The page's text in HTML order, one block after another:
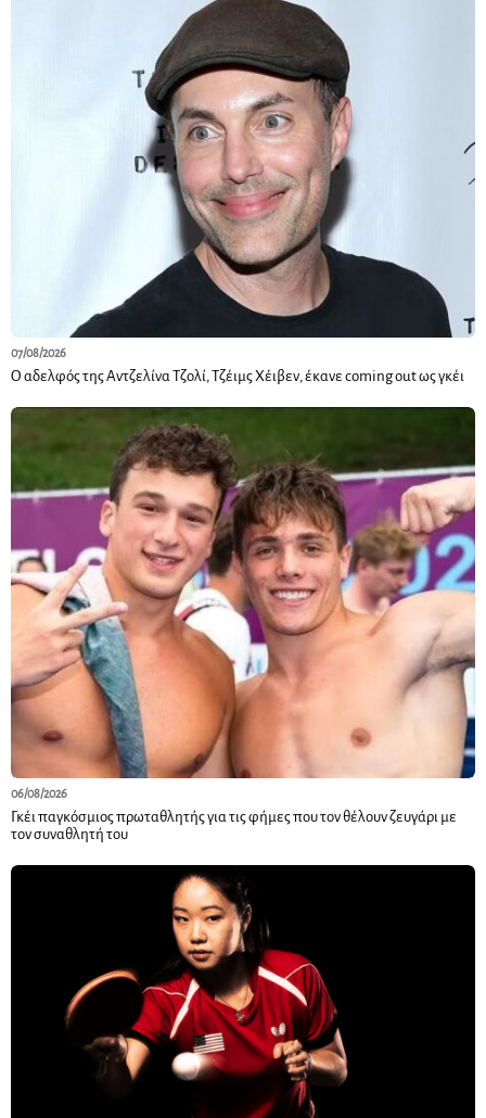
07/08/2026
Ο αδελφός της Αντζελίνα Τζολί, Τζέιμς Χέιβεν, έκανε coming out ως γκέι
06/08/2026
Γκέι παγκόσμιος πρωταθλητής για τις φήμες που τον θέλουν ζευγάρι με
τον συναθλητή του